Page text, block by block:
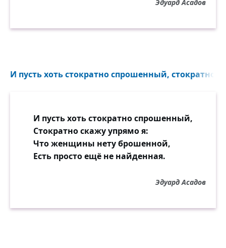
Вымолил отпуск академический.
Лето прошло, и семестр прошёл.
Взял и на новой любви женился.
Невеста была из семьи богатой,
И пили, и лопали так ребята,
Что каждый буквально по швам трещал!
От столика к столику пробежал.
Вошла и бесстрашно прошла по залу...
Эдуард Асадов
И пусть хоть стократно спрошенный, стократно
И пусть хоть стократно спрошенный,
Стократно скажу упрямо я:
Что женщины нету брошенной,
Есть просто ещё не найденная.
Эдуард Асадов